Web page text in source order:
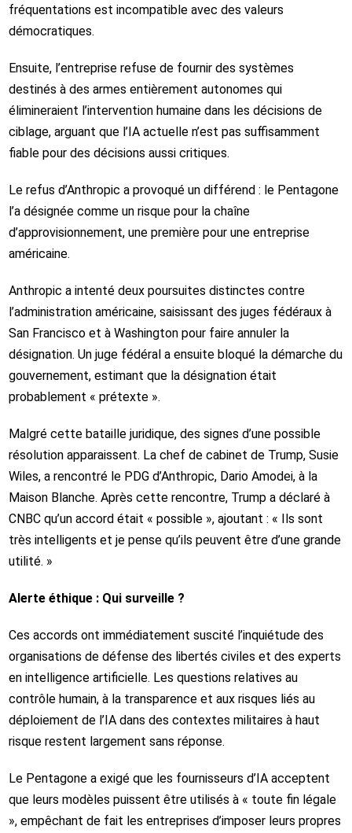
fréquentations est incompatible avec des valeurs
démocratiques.
Ensuite, l’entreprise refuse de fournir des systèmes
destinés à des armes entièrement autonomes qui
élimineraient l’intervention humaine dans les décisions de
ciblage, arguant que l’IA actuelle n’est pas suffisamment
fiable pour des décisions aussi critiques.
Le refus d’Anthropic a provoqué un différend : le Pentagone
l’a désignée comme un risque pour la chaîne
d’approvisionnement, une première pour une entreprise
américaine.
Anthropic a intenté deux poursuites distinctes contre
l’administration américaine, saisissant des juges fédéraux à
San Francisco et à Washington pour faire annuler la
désignation. Un juge fédéral a ensuite bloqué la démarche du
gouvernement, estimant que la désignation était
probablement « prétexte ».
Malgré cette bataille juridique, des signes d’une possible
résolution apparaissent. La chef de cabinet de Trump, Susie
Wiles, a rencontré le PDG d’Anthropic, Dario Amodei, à la
Maison Blanche. Après cette rencontre, Trump a déclaré à
CNBC qu’un accord était « possible », ajoutant : « Ils sont
très intelligents et je pense qu’ils peuvent être d’une grande
utilité. »
Alerte éthique : Qui surveille ?
Ces accords ont immédiatement suscité l’inquiétude des
organisations de défense des libertés civiles et des experts
en intelligence artificielle. Les questions relatives au
contrôle humain, à la transparence et aux risques liés au
déploiement de l’IA dans des contextes militaires à haut
risque restent largement sans réponse.
Le Pentagone a exigé que les fournisseurs d’IA acceptent
que leurs modèles puissent être utilisés à « toute fin légale
», empêchant de fait les entreprises d’imposer leurs propres